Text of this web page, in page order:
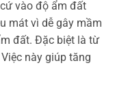
vào độ ẩm đất
mát vì dễ gây mầm
đất. Đặc biệt là từ
này giúp tăng